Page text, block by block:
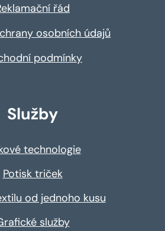
řád
osobních údajů
podmínky
Služby
technologie
Potisk triček
od jednoho kusu
služby